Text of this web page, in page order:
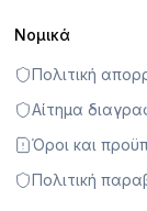
Νομικά
Πολιτική
Αίτημα
Όροι και
Πολιτική